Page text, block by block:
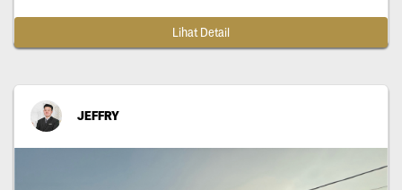
Lihat Detail
JEFFRY